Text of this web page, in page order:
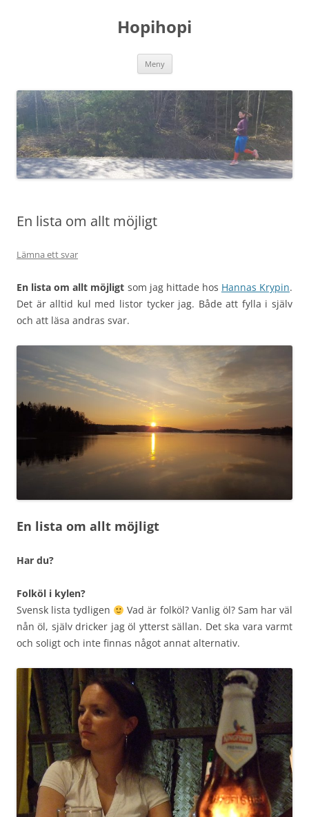
Hopihopi
Meny
En lista om allt möjligt
Lämna ett svar
En lista om allt möjligt som jag hittade hos Hannas Krypin.
Det är alltid kul med listor tycker jag. Både att fylla i själv
och att läsa andras svar.
En lista om allt möjligt
Har du?
Folköl i kylen?
Svensk lista tydligen
Vad är folköl? Vanlig öl? Sam har väl
nån öl, själv dricker jag öl ytterst sällan. Det ska vara varmt
och soligt och inte finnas något annat alternativ.